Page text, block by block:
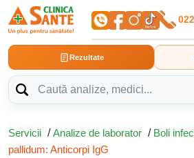
Rezultate
Servicii /Analize de laborator / Boli
pallidum: Anticorpi IgG